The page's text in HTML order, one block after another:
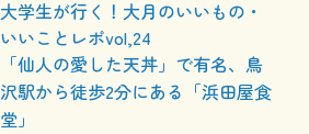
大学生が行く！大月のいいもの・
いいことレポvol,24
「仙人の愛した天丼」で有名、鳥
沢駅から徒歩2分にある「浜田屋食
堂」